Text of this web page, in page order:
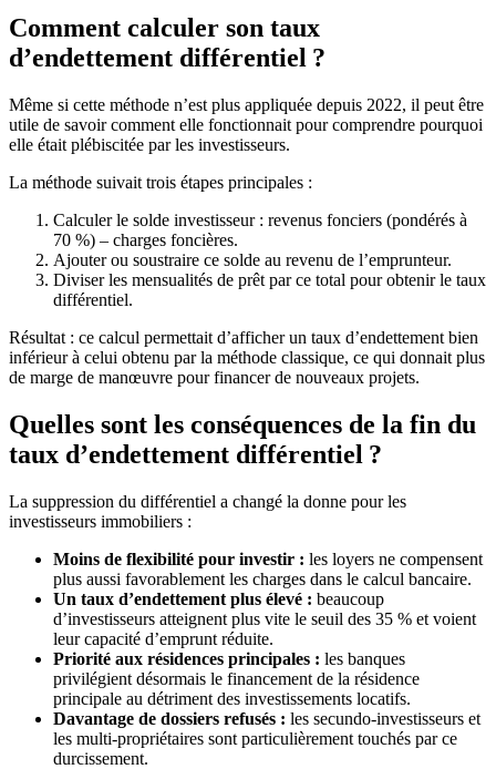
Comment calculer son taux
d’endettement différentiel ?
Même si cette méthode n’est plus appliquée depuis 2022, il peut être
utile de savoir comment elle fonctionnait pour comprendre pourquoi
elle était plébiscitée par les investisseurs.
La méthode suivait trois étapes principales :
Calculer le solde investisseur : revenus fonciers (pondérés à
70 %) – charges foncières.
Ajouter ou soustraire ce solde au revenu de l’emprunteur.
Diviser les mensualités de prêt par ce total pour obtenir le taux
différentiel.
Résultat : ce calcul permettait d’afficher un taux d’endettement bien
inférieur à celui obtenu par la méthode classique, ce qui donnait plus
de marge de manœuvre pour financer de nouveaux projets.
Quelles sont les conséquences de la fin du
taux d’endettement différentiel ?
La suppression du différentiel a changé la donne pour les
investisseurs immobiliers :
Moins de flexibilité pour investir : les loyers ne compensent
plus aussi favorablement les charges dans le calcul bancaire.
Un taux d’endettement plus élevé : beaucoup
d’investisseurs atteignent plus vite le seuil des 35 % et voient
leur capacité d’emprunt réduite.
Priorité aux résidences principales : les banques
privilégient désormais le financement de la résidence
principale au détriment des investissements locatifs.
Davantage de dossiers refusés : les secundo-investisseurs et
les multi-propriétaires sont particulièrement touchés par ce
durcissement.